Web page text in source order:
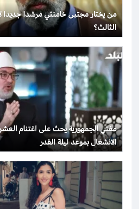
من يختار مجتبى خامنئي مرشدا جديدا
الثالث؟
مفتي الجمهورية يحث على اغتنام
الانشغال بموعد ليلة القدر